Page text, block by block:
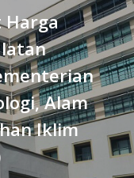
Harga
Alam
Iklim